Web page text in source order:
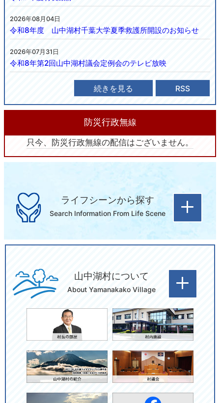
2026年08月04日
令和8年度 山中湖村千葉大学夏季救護所開設のお知らせ
2026年07月31日
令和8年第2回山中湖村議会定例会のテレビ放映
続きを見る RSS
防災行政無線
只今、防災行政無線の配信はございません。
ライフシーンから探す
Search Information From Life Scene
出産・子育
て
就職・退職 結婚・離婚
引越し・住
まい
病気・けが 介護
山中湖村について
About Yamanakako Village